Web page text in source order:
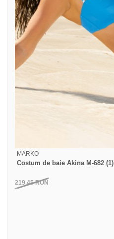
MARKO
Costum de baie Akina M-682 (1)
219,45RON